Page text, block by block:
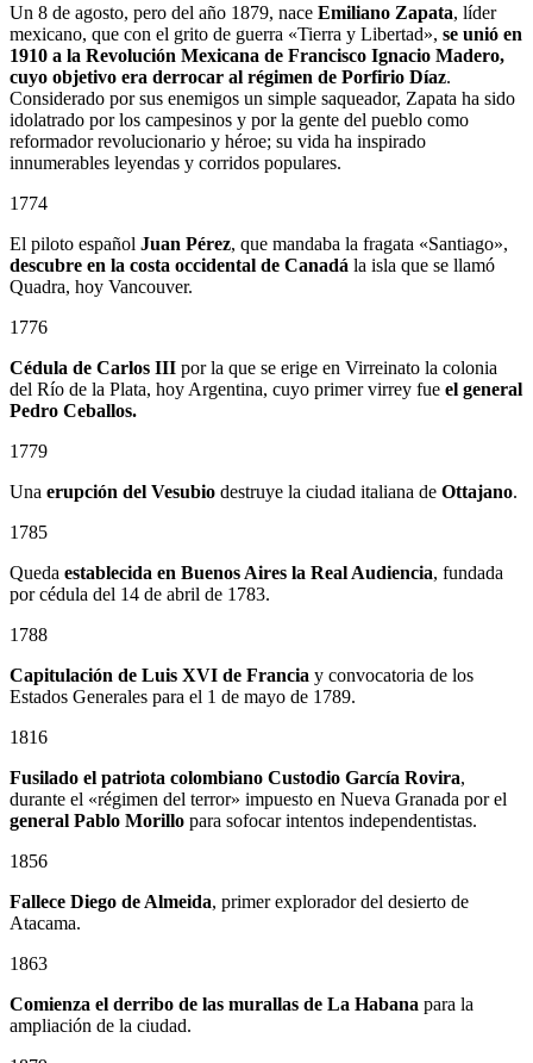
Un 8 de agosto, pero del año 1879, nace Emiliano Zapata, líder
mexicano, que con el grito de guerra «Tierra y Libertad», se unió en
1910 a la Revolución Mexicana de Francisco Ignacio Madero,
cuyo objetivo era derrocar al régimen de Porfirio Díaz.
Considerado por sus enemigos un simple saqueador, Zapata ha sido
idolatrado por los campesinos y por la gente del pueblo como
reformador revolucionario y héroe; su vida ha inspirado
innumerables leyendas y corridos populares.
1774
El piloto español Juan Pérez, que mandaba la fragata «Santiago»,
descubre en la costa occidental de Canadá la isla que se llamó
Quadra, hoy Vancouver.
1776
Cédula de Carlos III por la que se erige en Virreinato la colonia
del Río de la Plata, hoy Argentina, cuyo primer virrey fue el general
Pedro Ceballos.
1779
Una erupción del Vesubio destruye la ciudad italiana de Ottajano.
1785
Queda establecida en Buenos Aires la Real Audiencia, fundada
por cédula del 14 de abril de 1783.
1788
Capitulación de Luis XVI de Francia y convocatoria de los
Estados Generales para el 1 de mayo de 1789.
1816
Fusilado el patriota colombiano Custodio García Rovira,
durante el «régimen del terror» impuesto en Nueva Granada por el
general Pablo Morillo para sofocar intentos independentistas.
1856
Fallece Diego de Almeida, primer explorador del desierto de
Atacama.
1863
Comienza el derribo de las murallas de La Habana para la
ampliación de la ciudad.